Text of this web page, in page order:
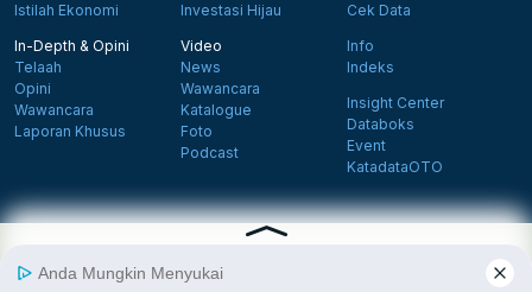
Istilah Ekonomi
Investasi Hijau
Cek Data
In-Depth & Opini
Telaah
Opini
Wawancara
Laporan Khusus
Video
News
Wawancara
Katalogue
Foto
Podcast
Info
Indeks
Insight Center
Databoks
Event
KatadataOTO